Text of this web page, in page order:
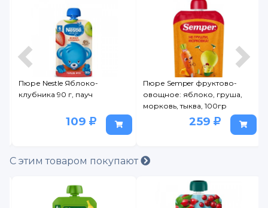
Пюре Semper фруктово-
овощное: яблоко, груша,
259
Пюре Дары Кубани
4 мес., 90 г
39.90
С этим товаром покупают